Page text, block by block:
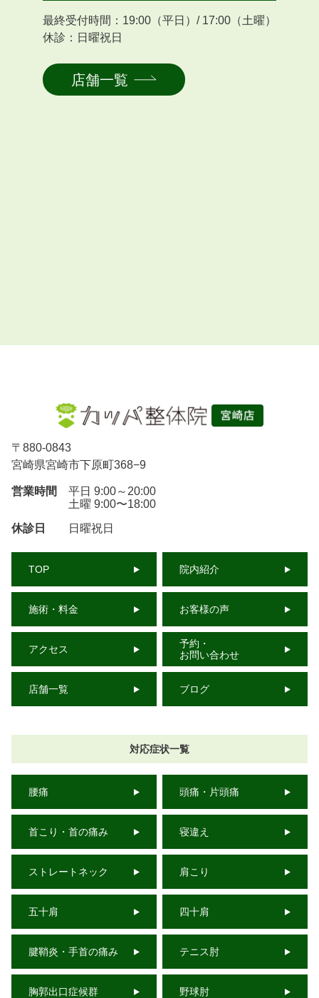
最終受付時間：19:00（平日）/ 17:00（土曜）
休診：日曜祝日
店舗一覧
〒 880-0843
宮崎県宮崎市下原町368−9
営業時間
平日 9:00～20:00
土曜 9:00〜18:00
休診日
日曜祝日
TOP 院内紹介
施術・料金 お客様の声
アクセス
予約・
お問い合わせ
店舗一覧 ブログ
対応症状一覧
腰痛 頭痛・片頭痛
首こり・首の痛み 寝違え
ストレートネック 肩こり
五十肩 四十肩
腱鞘炎・手首の痛み テニス肘
胸郭出口症候群 野球肘